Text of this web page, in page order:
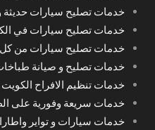
خدمات تصليح سيارات حديثة و
خدمات تصليح سيارات في
خدمات تصليح سيارات من كل
خدمات تصليح و صيانة
خدمات تنظيم الافراح الكويت
خدمات سريعة وفورية على
خدمات سيارات و تواير